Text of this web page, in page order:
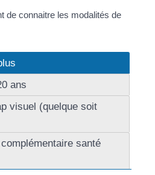
de connaitre les modalités de
ans
visuel (quelque soit
santé